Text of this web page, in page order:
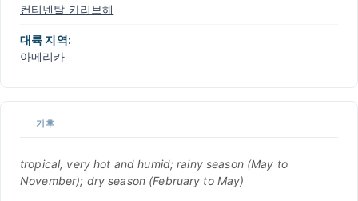
컨티넨탈 카리브해
대륙 지역:
아메리카
기후
tropical; very hot and humid; rainy season (May to
November); dry season (February to May)